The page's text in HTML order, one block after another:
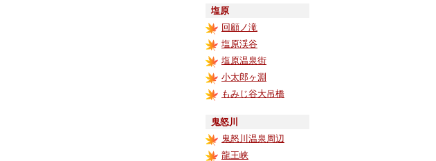
塩原
回顧ノ滝
塩原渓谷
塩原温泉街
小太郎ヶ淵
もみじ谷大吊橋
鬼怒川
鬼怒川温泉周辺
龍王峡